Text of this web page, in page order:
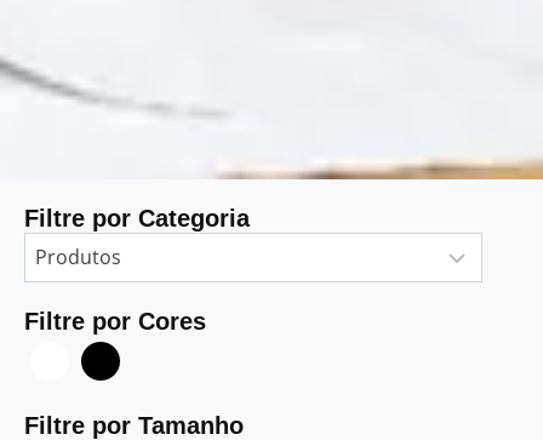
Filtre por Categoria
Filtre por Cores
Filtre por Tamanho